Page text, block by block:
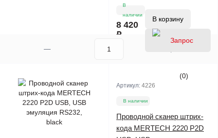
В
наличии
8 420
₽
В корзину
(0)
Артикул: 4226
В наличии
Проводной сканер штрих-
кода MERTECH 2220 P2D